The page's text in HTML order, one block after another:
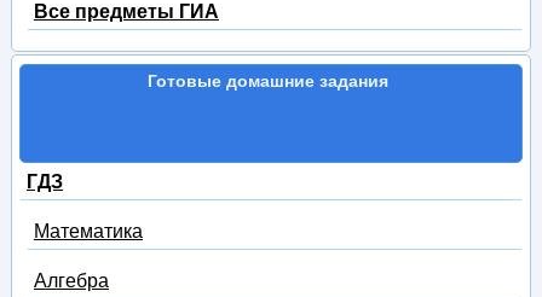
Все предметы ГИА
Готовые домашние задания
ГДЗ
Математика
Алгебра